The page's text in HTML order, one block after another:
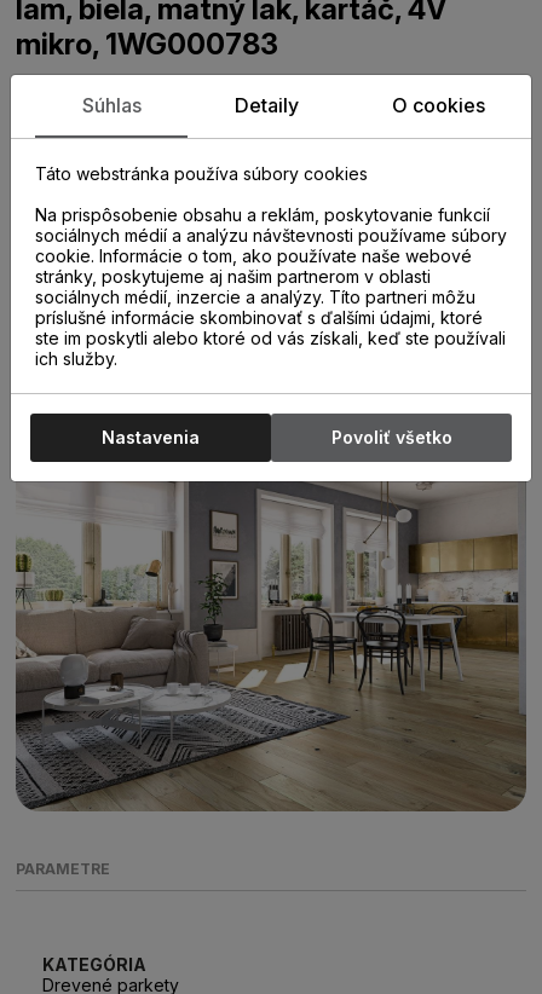
lam, biela, matný lak, kartáč, 4V
mikro, 1WG000783
Drevená trojvrstvová podlaha farbená do svetlého
odtieňa so stredným množstvom hrčí. Frézovaná hrana
dosky dodáva podlahe ľahkosť a hĺbku. Povrch podlahy je
ošetrený matným lakom. Trojvrstvová stabilná konštrukcia
použitia na podlahové kúrenie. Povrch dreva je ošetrený
matným lakom. Povrch farbený do svetlého odtieňa.
Priznaná frézovaná mikro hrana okolo celého obvodu
podlahovej dosky. Jednopásový vzor MEDIO so šírkou
155 mm a dĺžkou 2 200 mm. VZHĽAD VARIOUS so
stredným množstvom hrčí.
PARAMETRE
KATEGÓRIA
Drevené parkety
Súhlas Detaily O cookies
Táto webstránka používa súbory cookies
Na prispôsobenie obsahu a reklám, poskytovanie funkcií
sociálnych médií a analýzu návštevnosti používame súbory
cookie. Informácie o tom, ako používate naše webové
stránky, poskytujeme aj našim partnerom v oblasti
sociálnych médií, inzercie a analýzy. Títo partneri môžu
príslušné informácie skombinovať s ďalšími údajmi, ktoré
ste im poskytli alebo ktoré od vás získali, keď ste používali
ich služby.
Nastavenia Povoliť všetko